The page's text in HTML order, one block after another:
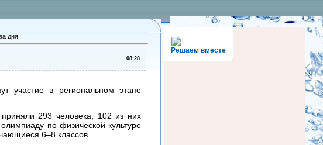
дня
08:28
участие в региональном этапе
293 человека, 102 из них
по физической культуре
6–8 классов.
Решаем вместе